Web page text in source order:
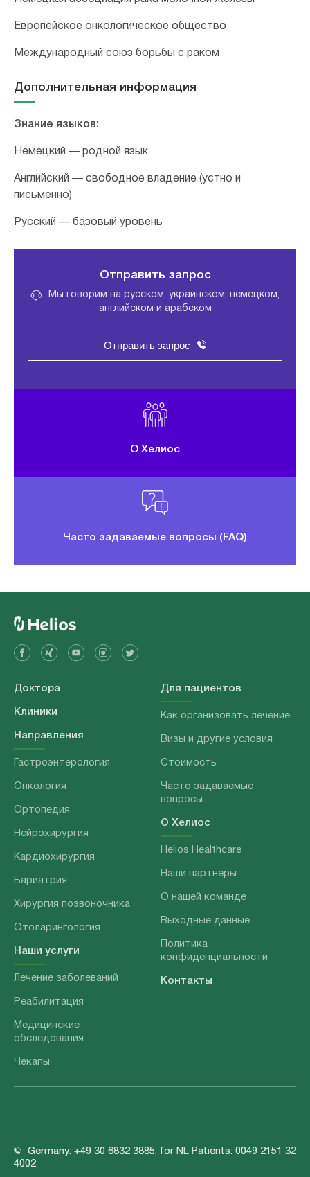
Европейское онкологическое общество
Международный союз борьбы с раком
Дополнительная информация
Знание языков:
Немецкий — родной язык
Английский — свободное владение (устно и
письменно)
Русский — базовый уровень
Отправить запрос
Мы говорим на русском, украинском, немецком,
английском и арабском
Отправить запрос
О Хелиос
Часто задаваемые вопросы (FAQ)
Доктора
Клиники
Направления
Гастроэнтерология
Онкология
Ортопедия
Нейрохирургия
Кардиохирургия
Бариатрия
Хирургия позвоночника
Отоларингология
Наши услуги
Лечение заболеваний
Реабилитация
Медицинские
обследования
Чекапы
Для пациентов
Как организовать лечение
Визы и другие условия
Стоимость
Часто задаваемые
вопросы
О Хелиос
Helios Healthcare
Наши партнеры
О нашей команде
Выходные данные
Политика
конфиденциальности
Контакты
Germany: +49 30 6832 3885, for NL Patients: 0049 2151 32
4002